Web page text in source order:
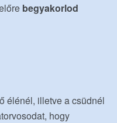
begyakorlod
élénél, illetve a csüdnél
hogy